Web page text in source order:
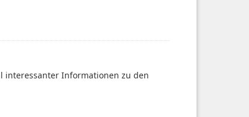
interessanter Informationen zu den